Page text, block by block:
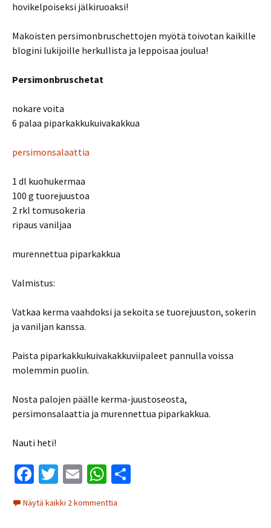
hovikelpoiseksi jälkiruoaksi!
Makoisten persimonbruschettojen myötä toivotan kaikille
blogini lukijoille herkullista ja leppoisaa joulua!
Persimonbruschetat
nokare voita
6 palaa piparkakkukuivakakkua
persimonsalaattia
1 dl kuohukermaa
100 g tuorejuustoa
2 rkl tomusokeria
ripaus vaniljaa
murennettua piparkakkua
Valmistus:
Vatkaa kerma vaahdoksi ja sekoita se tuorejuuston, sokerin
ja vaniljan kanssa.
Paista piparkakkukuivakakkuviipaleet pannulla voissa
molemmin puolin.
Nosta palojen päälle kerma-juustoseosta,
persimonsalaattia ja murennettua piparkakkua.
Nauti heti!
Fa
ce
b
T
wi
tt
E
ai
W
h
at
Näytä kaikki 2 kommenttia